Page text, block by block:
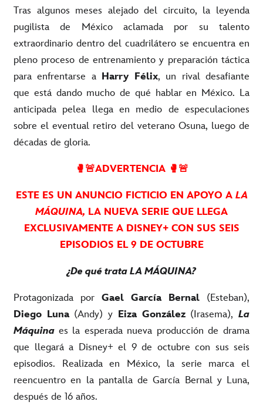
Tras algunos meses alejado del circuito, la leyenda
pugilista de México aclamada por su talento
extraordinario dentro del cuadrilátero se encuentra en
pleno proceso de entrenamiento y preparación táctica
para enfrentarse a Harry Félix, un rival desafiante
que está dando mucho de qué hablar en México. La
anticipada pelea llega en medio de especulaciones
sobre el eventual retiro del veterano Osuna, luego de
décadas de gloria.
🥊🚨ADVERTENCIA 🥊🚨
ESTE ES UN ANUNCIO FICTICIO EN APOYO A LA
MÁQUINA, LA NUEVA SERIE QUE LLEGA
EXCLUSIVAMENTE A DISNEY+ CON SUS SEIS
EPISODIOS EL 9 DE OCTUBRE
¿De qué trata LA MÁQUINA?
Protagonizada por Gael García Bernal (Esteban),
Diego Luna (Andy) y Eiza González (Irasema),La
Máquina es la esperada nueva producción de drama
que llegará a Disney+ el 9 de octubre con sus seis
episodios. Realizada en México, la serie marca el
reencuentro en la pantalla de García Bernal y Luna,
después de 16 años.